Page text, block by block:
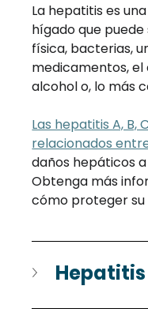
La hepatitis es
hígado que
física, bacterias,
medicamentos, el
alcohol o, lo más
Las hepatitis A, B,
relacionados
daños hepáticos
Obtenga más
cómo proteger su
Hepatitis